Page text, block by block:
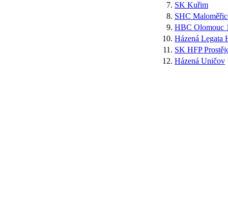
7. SK Kuřim
8. SHC
9. HBC Olomouc
10. Házená Legata
11. SK HFP
12. Házená Uničov